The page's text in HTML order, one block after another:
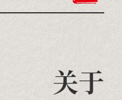
关于